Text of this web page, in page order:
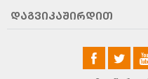
ᲓᲐᲒᲕᲘᲙᲐᲨᲘᲠᲓᲘᲗ